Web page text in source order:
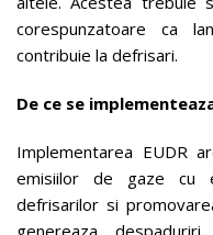
corespunzatoare ca
contribuie la defrisari.
De ce se implementeaza
Implementarea EUDR
emisiilor de gaze cu
defrisarilor si
genereaza